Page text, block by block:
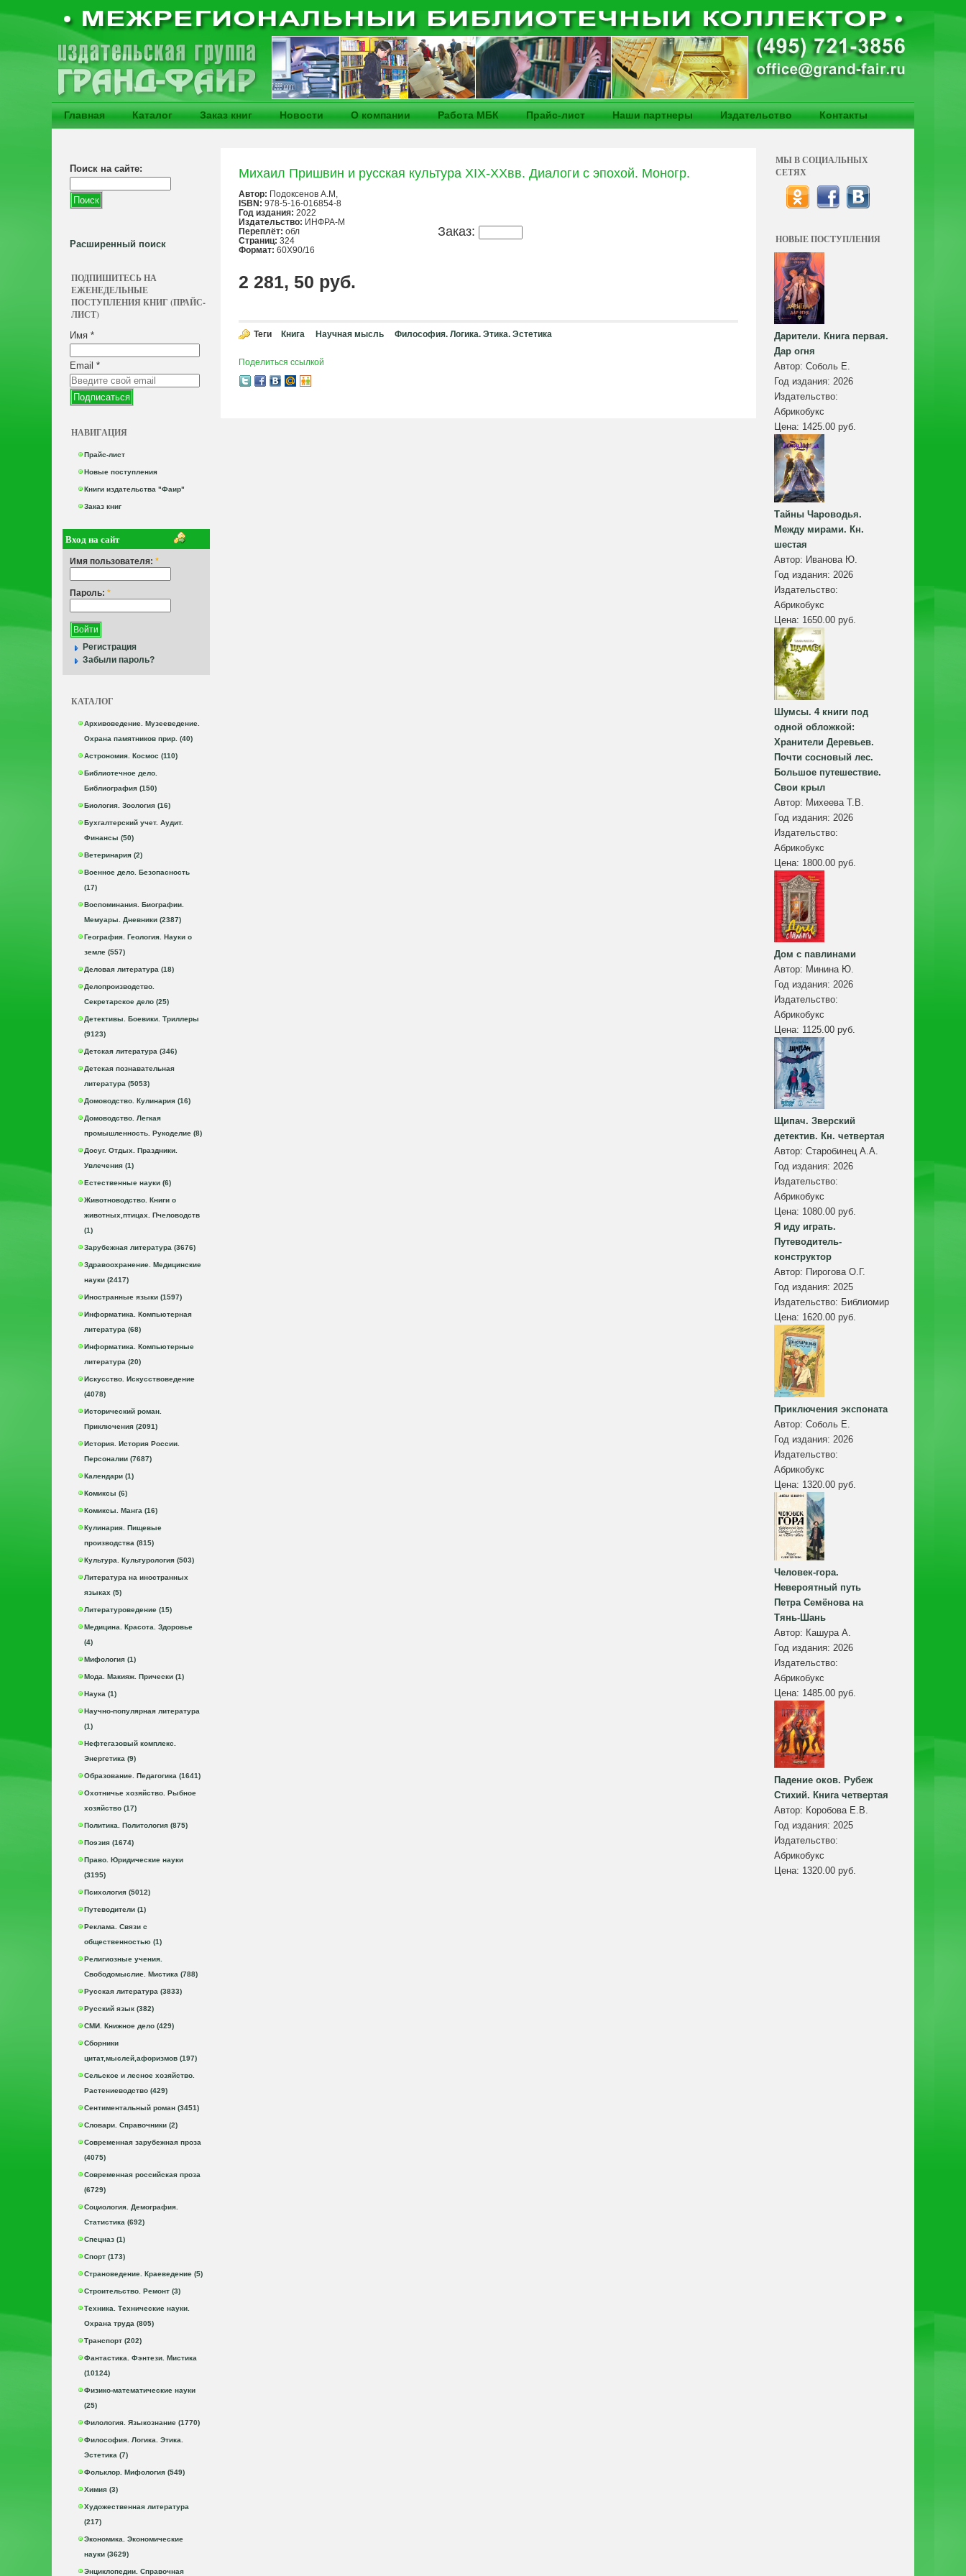
Главная Каталог Заказ книг Новости О компании Работа МБК Прайс-лист Наши партнеры Издательство Контакты
Поиск на сайте:
Расширенный поиск
ПОДПИШИТЕСЬ НА
ЕЖЕНЕДЕЛЬНЫЕ
ПОСТУПЛЕНИЯ КНИГ (ПРАЙС-
ЛИСТ)
Имя *
Email *
НАВИГАЦИЯ
Прайс-лист
Новые поступления
Книги издательства "Фаир"
Заказ книг
Вход на сайт
Имя пользователя: *
Пароль: *
Регистрация
Забыли пароль?
КАТАЛОГ
Архивоведение. Музееведение.
Охрана памятников прир. (40)
Астрономия. Космос (110)
Библиотечное дело.
Библиография (150)
Биология. Зоология (16)
Бухгалтерский учет. Аудит.
Финансы (50)
Ветеринария (2)
Военное дело. Безопасность
(17)
Воспоминания. Биографии.
Мемуары. Дневники (2387)
География. Геология. Науки о
земле (557)
Деловая литература (18)
Делопроизводство.
Секретарское дело (25)
Детективы. Боевики. Триллеры
(9123)
Детская литература (346)
Детская познавательная
литература (5053)
Домоводство. Кулинария (16)
Домоводство. Легкая
промышленность. Рукоделие (8)
Досуг. Отдых. Праздники.
Увлечения (1)
Естественные науки (6)
Животноводство. Книги о
животных,птицах. Пчеловодств
(1)
Зарубежная литература (3676)
Здравоохранение. Медицинские
науки (2417)
Иностранные языки (1597)
Информатика. Компьютерная
литература (68)
Информатика. Компьютерные
литература (20)
Искусство. Искусствоведение
(4078)
Исторический роман.
Приключения (2091)
История. История России.
Персоналии (7687)
Календари (1)
Комиксы (6)
Комиксы. Манга (16)
Кулинария. Пищевые
производства (815)
Культура. Культурология (503)
Литература на иностранных
языках (5)
Литературоведение (15)
Медицина. Красота. Здоровье
(4)
Мифология (1)
Мода. Макияж. Прически (1)
Наука (1)
Научно-популярная литература
(1)
Нефтегазовый комплекс.
Энергетика (9)
Образование. Педагогика (1641)
Охотничье хозяйство. Рыбное
хозяйство (17)
Политика. Политология (875)
Поэзия (1674)
Право. Юридические науки
(3195)
Психология (5012)
Путеводители (1)
Реклама. Связи с
общественностью (1)
Религиозные учения.
Свободомыслие. Мистика (788)
Русская литература (3833)
Русский язык (382)
СМИ. Книжное дело (429)
Сборники
цитат,мыслей,афоризмов (197)
Сельское и лесное хозяйство.
Растениеводство (429)
Сентиментальный роман (3451)
Словари. Справочники (2)
Современная зарубежная проза
(4075)
Современная российская проза
(6729)
Социология. Демография.
Статистика (692)
Спецназ (1)
Спорт (173)
Страноведение. Краеведение (5)
Строительство. Ремонт (3)
Техника. Технические науки.
Охрана труда (805)
Транспорт (202)
Фантастика. Фэнтези. Мистика
(10124)
Физико-математические науки
(25)
Филология. Языкознание (1770)
Философия. Логика. Этика.
Эстетика (7)
Фольклор. Мифология (549)
Химия (3)
Художественная литература
(217)
Экономика. Экономические
науки (3629)
Энциклопедии. Справочная
Михаил Пришвин и русская культура XIX-XXвв. Диалоги с эпохой. Моногр.
Заказ:
Автор: Подоксенов А.М,
ISBN: 978-5-16-016854-8
Год издания: 2022
Издательство: ИНФРА-М
Переплёт: обл
Страниц: 324
Формат: 60X90/16
2 281, 50 руб.
Теги Книга Научная мысль Философия. Логика. Этика. Эстетика
Поделиться ссылкой
МЫ В СОЦИАЛЬНЫХ
СЕТЯХ
НОВЫЕ ПОСТУПЛЕНИЯ
Дарители. Книга первая.
Дар огня
Автор: Соболь Е.
Год издания: 2026
Издательство:
Абрикобукс
Цена: 1425.00 руб.
Тайны Чароводья.
Между мирами. Кн.
шестая
Автор: Иванова Ю.
Год издания: 2026
Издательство:
Абрикобукс
Цена: 1650.00 руб.
Шумсы. 4 книги под
одной обложкой:
Хранители Деревьев.
Почти сосновый лес.
Большое путешествие.
Свои крыл
Автор: Михеева Т.В.
Год издания: 2026
Издательство:
Абрикобукс
Цена: 1800.00 руб.
Дом с павлинами
Автор: Минина Ю.
Год издания: 2026
Издательство:
Абрикобукс
Цена: 1125.00 руб.
Щипач. Зверский
детектив. Кн. четвертая
Автор: Старобинец А.А.
Год издания: 2026
Издательство:
Абрикобукс
Цена: 1080.00 руб.
Я иду играть.
Путеводитель-
конструктор
Автор: Пирогова О.Г.
Год издания: 2025
Издательство: Библиомир
Цена: 1620.00 руб.
Приключения экспоната
Автор: Соболь Е.
Год издания: 2026
Издательство:
Абрикобукс
Цена: 1320.00 руб.
Человек-гора.
Невероятный путь
Петра Семёнова на
Тянь-Шань
Автор: Кашура А.
Год издания: 2026
Издательство:
Абрикобукс
Цена: 1485.00 руб.
Падение оков. Рубеж
Стихий. Книга четвертая
Автор: Коробова Е.В.
Год издания: 2025
Издательство:
Абрикобукс
Цена: 1320.00 руб.